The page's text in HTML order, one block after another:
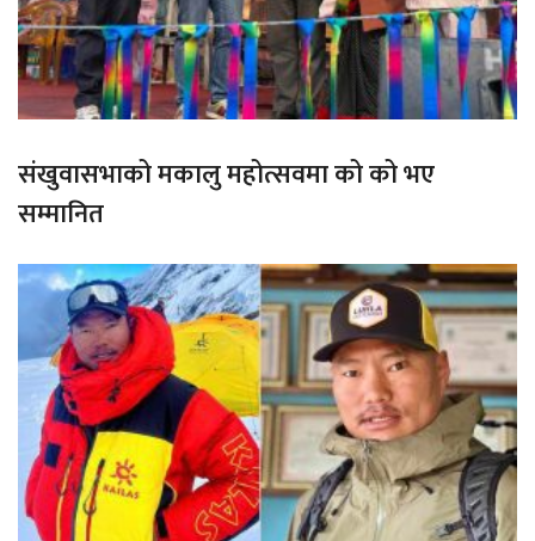
संखुवासभाको मकालु महोत्सवमा को को भए
सम्मानित